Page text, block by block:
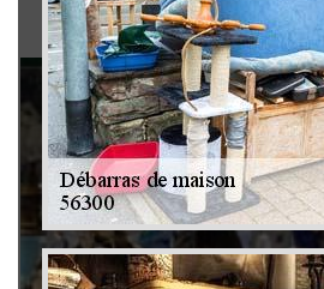
Débarras de grenier